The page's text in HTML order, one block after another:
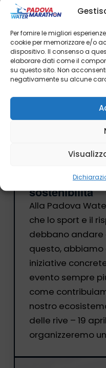
Per fornire le migliori
cookie per memorizzare e/o
dispositivo. Il consenso a
elaborare dati come il
su questo sito. Non
negativamente su alcune
Novembre 16, 2025
Il nostro
sostenibilità
Alla Padova
che lo sport e il
debbano andare
questo,
iniziative
evento sempre
come
nostro
delle rive – 19
organizzeremo